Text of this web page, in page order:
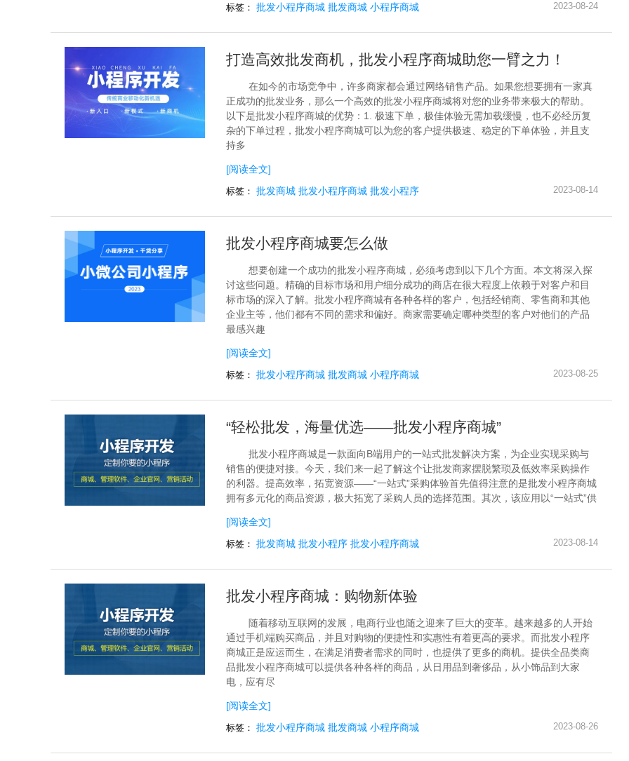
标签： 批发小程序商城 批发商城 小程序商城 2023-08-24
打造高效批发商机，批发小程序商城助您一臂之力！
在如今的市场竞争中，许多商家都会通过网络销售产品。如果您想要拥有一家真
正成功的批发业务，那么一个高效的批发小程序商城将对您的业务带来极大的帮助。
以下是批发小程序商城的优势：1. 极速下单，极佳体验无需加载缓慢，也不必经历复
杂的下单过程，批发小程序商城可以为您的客户提供极速、稳定的下单体验，并且支
持多
[阅读全文]
标签： 批发商城 批发小程序商城 批发小程序 2023-08-14
批发小程序商城要怎么做
想要创建一个成功的批发小程序商城，必须考虑到以下几个方面。本文将深入探
讨这些问题。精确的目标市场和用户细分成功的商店在很大程度上依赖于对客户和目
标市场的深入了解。批发小程序商城有各种各样的客户，包括经销商、零售商和其他
企业主等，他们都有不同的需求和偏好。商家需要确定哪种类型的客户对他们的产品
最感兴趣
[阅读全文]
标签： 批发小程序商城 批发商城 小程序商城 2023-08-25
“轻松批发，海量优选——批发小程序商城”
批发小程序商城是一款面向B端用户的一站式批发解决方案，为企业实现采购与
销售的便捷对接。今天，我们来一起了解这个让批发商家摆脱繁琐及低效率采购操作
的利器。提高效率，拓宽资源——“一站式”采购体验首先值得注意的是批发小程序商城
拥有多元化的商品资源，极大拓宽了采购人员的选择范围。其次，该应用以“一站式”供
[阅读全文]
标签： 批发商城 批发小程序 批发小程序商城 2023-08-14
批发小程序商城：购物新体验
随着移动互联网的发展，电商行业也随之迎来了巨大的变革。越来越多的人开始
通过手机端购买商品，并且对购物的便捷性和实惠性有着更高的要求。而批发小程序
商城正是应运而生，在满足消费者需求的同时，也提供了更多的商机。提供全品类商
品批发小程序商城可以提供各种各样的商品，从日用品到奢侈品，从小饰品到大家
电，应有尽
[阅读全文]
标签： 批发小程序商城 批发商城 小程序商城 2023-08-26